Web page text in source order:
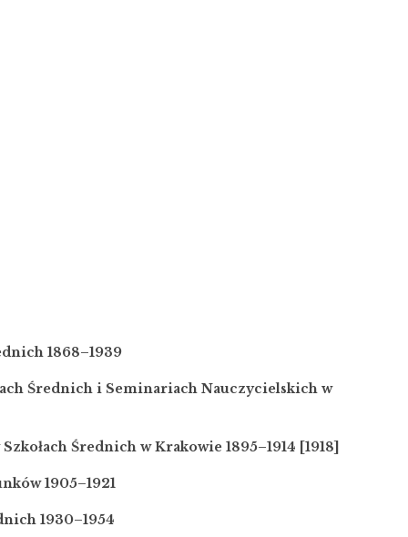
1868–1939
Średnich i Seminariach Nauczycielskich w
Średnich w Krakowie 1895–1914 [1918]
1905–1921
1930–1954